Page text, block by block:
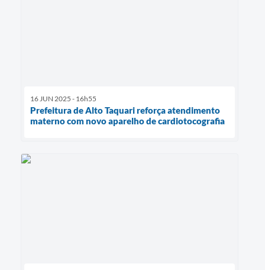
16 JUN 2025 - 16h55
Prefeitura de Alto Taquari reforça atendimento
materno com novo aparelho de cardiotocografia